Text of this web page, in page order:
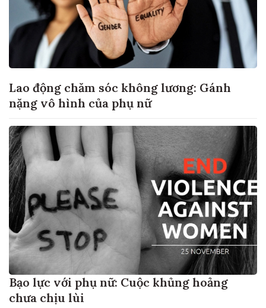
Lao động chăm sóc không lương: Gánh
nặng vô hình của phụ nữ
Bạo lực với phụ nữ: Cuộc khủng hoảng
chưa chịu lùi